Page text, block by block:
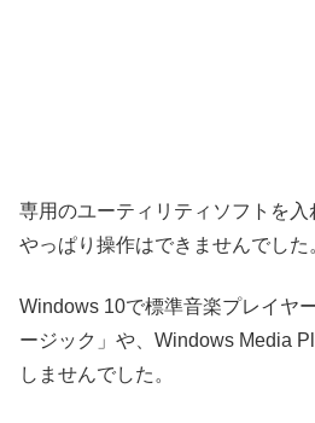
専用のユーティリティソフトを
やっぱり操作はできませんでした
Windows 10で標準音楽プレイヤ
ージック」や、Windows Media
しませんでした。